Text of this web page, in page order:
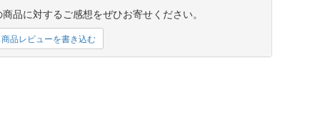
品に対するご感想をぜひお寄せください。
品レビューを書き込む